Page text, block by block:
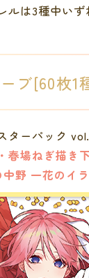
は3種中いず
ブ[60枚1
ターパック
春場ねぎ描き
野 一花のイ